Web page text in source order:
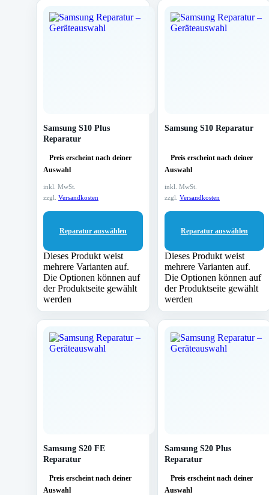
Samsung S10 Plus
Reparatur
Preis erscheint nach deiner
Auswahl
inkl. MwSt.
zzgl. Versandkosten
Reparatur auswählen
Dieses Produkt weist
mehrere Varianten auf.
Die Optionen können auf
der Produktseite gewählt
werden
Samsung S10 Reparatur
Preis erscheint nach deiner
Auswahl
inkl. MwSt.
zzgl. Versandkosten
Reparatur auswählen
Dieses Produkt weist
mehrere Varianten auf.
Die Optionen können auf
der Produktseite gewählt
werden
Samsung S20 FE
Reparatur
Preis erscheint nach deiner
Auswahl
Samsung S20 Plus
Reparatur
Preis erscheint nach deiner
Auswahl